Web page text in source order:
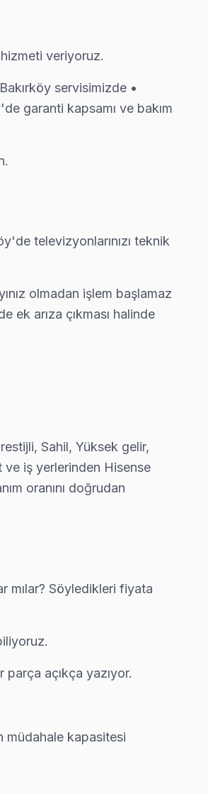
belgede yazıyor.
hizmeti veriyoruz.
servisimizde •
garanti kapsamı ve bakım
televizyonlarınızı teknik
olmadan işlem başlamaz
ek arıza çıkması halinde
Sahil, Yüksek gelir,
iş yerlerinden Hisense
oranını doğrudan
mılar? Söyledikleri fiyata
açıkça yazıyor.
müdahale kapasitesi